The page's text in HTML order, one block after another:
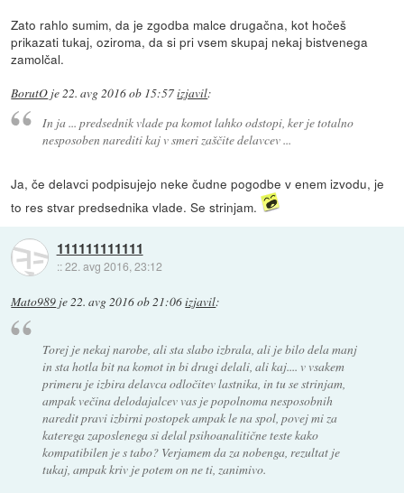
Zato rahlo sumim, da je zgodba malce drugačna, kot hočeš
prikazati tukaj, oziroma, da si pri vsem skupaj nekaj bistvenega
zamolčal.
BorutO je22. avg 2016 ob 15:57izjavil:
In ja ... predsednik vlade pa komot lahko odstopi, ker je totalno
nesposoben narediti kaj v smeri zaščite delavcev ...
Ja, če delavci podpisujejo neke čudne pogodbe v enem izvodu, je
to res stvar predsednika vlade. Se strinjam.
111111111111
::22. avg 2016, 23:12
Mato989 je22. avg 2016 ob 21:06izjavil:
Torej je nekaj narobe, ali sta slabo izbrala, ali je bilo dela manj
in sta hotla bit na komot in bi drugi delali, ali kaj.... v vsakem
primeru je izbira delavca odločitev lastnika, in tu se strinjam,
ampak večina delodajalcev vas je popolnoma nesposobnih
naredit pravi izbirni postopek ampak le na spol, povej mi za
katerega zaposlenega si delal psihoanalitične teste kako
kompatibilen je s tabo? Verjamem da za nobenga, rezultat je
tukaj, ampak kriv je potem on ne ti, zanimivo.